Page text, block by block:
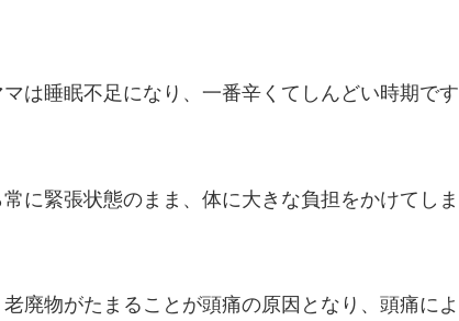
は睡眠不足になり、一番辛くてしんどい時期です
に緊張状態のまま、体に大きな負担をかけてしま
廃物がたまることが頭痛の原因となり、頭痛によ